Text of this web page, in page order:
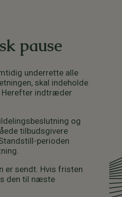
pause
underrette alle
skal indeholde
indtræder
og
tilbudsgivere
perioden
er sendt. Hvis fristen
den til næste